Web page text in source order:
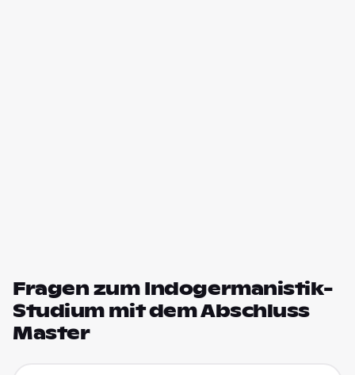
Fragen zum Indogermanistik-
Studium mit dem Abschluss
Master